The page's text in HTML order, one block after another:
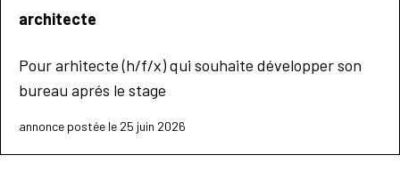
architecte
Pour arhitecte (h/f/x) qui souhaite développer son
bureau aprés le stage
annonce postée le 25 juin 2026